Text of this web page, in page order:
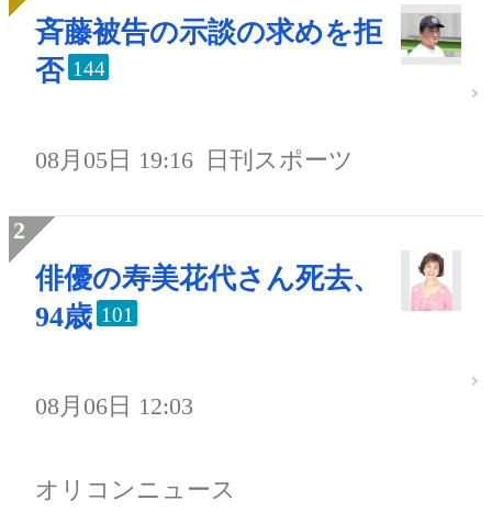
斉藤被告の示談の求めを拒
否 144
08月05日 19:16 日刊スポーツ
俳優の寿美花代さん死去、
94歳 101
08月06日 12:03
オリコンニュース